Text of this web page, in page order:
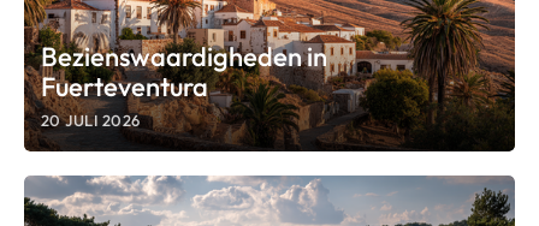
Bezienswaardigheden in
Fuerteventura
20 JULI 2026